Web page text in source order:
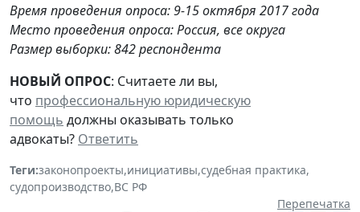
Время проведения опроса:9-15 октября 2017 года
Место проведения опроса: Россия, все округа
Размер выборки: 842 респондента
НОВЫЙ ОПРОС: Считаете ли вы,
что профессиональную юридическую
помощь должны оказывать только
адвокаты? Ответить
Теги:законопроекты,инициативы,судебная практика,
судопроизводство,ВС РФ
Перепечатка